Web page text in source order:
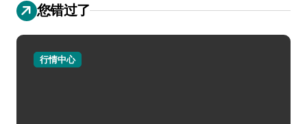
您错过了
行情中心